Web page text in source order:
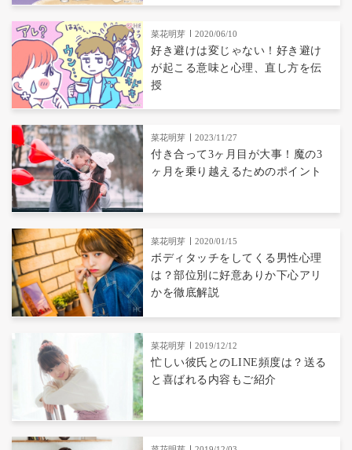
菜花明芽 2020/06/10
好き避けは変じゃない！好き避け
が起こる意味と心理、直し方を伝
授
菜花明芽 2023/11/27
付き合って3ヶ月目が大事！魔の3
ヶ月を乗り越えるためのポイント
菜花明芽 2020/01/15
ボディタッチをしてくる男性心理
は？部位別に好意ありか下心アリ
かを徹底解説
菜花明芽 2019/12/12
忙しい彼氏とのLINE頻度は？送る
と喜ばれる内容もご紹介